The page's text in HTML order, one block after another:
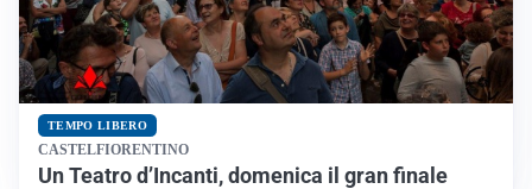
TEMPO LIBERO
CASTELFIORENTINO
Un Teatro d’Incanti, domenica il gran finale